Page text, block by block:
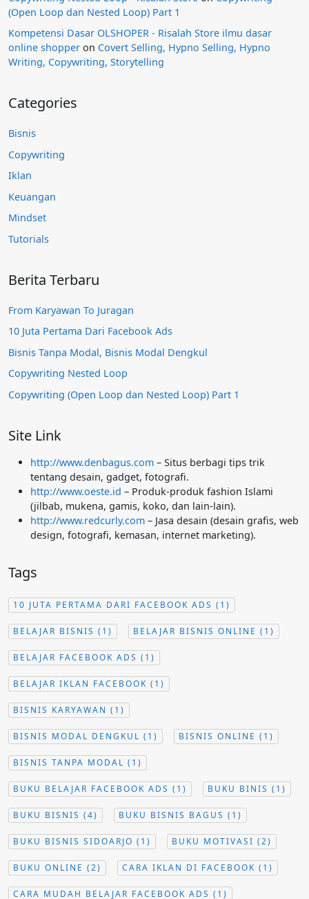
(Open Loop dan Nested Loop) Part 1
Kompetensi Dasar OLSHOPER - Risalah Store ilmu dasar
online shopper on Covert Selling, Hypno Selling, Hypno
Writing, Copywriting, Storytelling
Categories
Bisnis
Copywriting
Iklan
Keuangan
Mindset
Tutorials
Berita Terbaru
From Karyawan To Juragan
10 Juta Pertama Dari Facebook Ads
Bisnis Tanpa Modal, Bisnis Modal Dengkul
Copywriting Nested Loop
Copywriting (Open Loop dan Nested Loop) Part 1
Site Link
http://www.denbagus.com – Situs berbagi tips trik
tentang desain, gadget, fotografi.
http://www.oeste.id – Produk-produk fashion Islami
(jilbab, mukena, gamis, koko, dan lain-lain).
http://www.redcurly.com – Jasa desain (desain grafis, web
design, fotografi, kemasan, internet marketing).
Tags
10 JUTA PERTAMA DARI FACEBOOK ADS (1)
BELAJAR BISNIS (1) BELAJAR BISNIS ONLINE (1)
BELAJAR FACEBOOK ADS (1)
BELAJAR IKLAN FACEBOOK (1)
BISNIS KARYAWAN (1)
BISNIS MODAL DENGKUL (1) BISNIS ONLINE (1)
BISNIS TANPA MODAL (1)
BUKU BELAJAR FACEBOOK ADS (1) BUKU BINIS (1)
BUKU BISNIS (4) BUKU BISNIS BAGUS (1)
BUKU BISNIS SIDOARJO (1) BUKU MOTIVASI (2)
BUKU ONLINE (2) CARA IKLAN DI FACEBOOK (1)
CARA MUDAH BELAJAR FACEBOOK ADS (1)